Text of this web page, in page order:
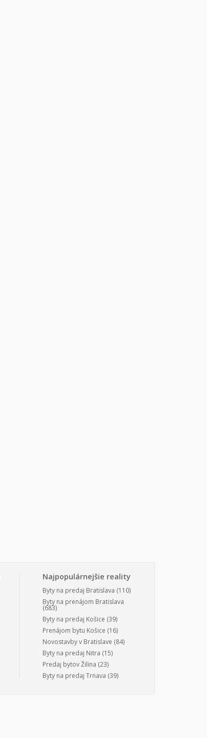
Najpopulárnejšie reality
Byty na predaj Bratislava (110)
Byty na prenájom Bratislava
(683)
Byty na predaj Košice (39)
Prenájom bytu Košice (16)
Novostavby v Bratislave (84)
Byty na predaj Nitra (15)
Predaj bytov Žilina (23)
Byty na predaj Trnava (39)